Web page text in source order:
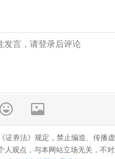
证券法》规定，禁止编造、传播
人观点，与本网站立场无关，不